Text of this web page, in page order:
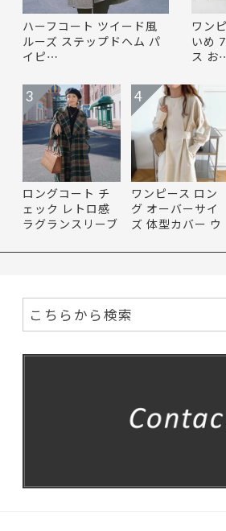
ハーフコート ツイード風
ルーズ ステップドヘム パ
イピ…
ワン
いめ
ス お
ロングコート チ
ェック レトロ感
ラグランスリーブ
3
ワンピース ロン
グ オーバーサイ
ズ 体型カバー ウ
4